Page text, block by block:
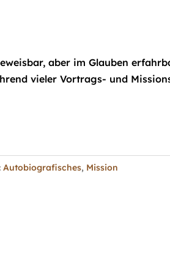
aber im Glauben
vieler Vortrags- und
Autobiografisches, Mission